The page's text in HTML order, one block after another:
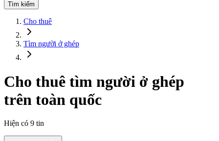
Tìm kiếm
Cho thuê
Tìm người ở ghép
Cho thuê tìm người ở ghép
trên toàn quốc
Hiện có 9 tin